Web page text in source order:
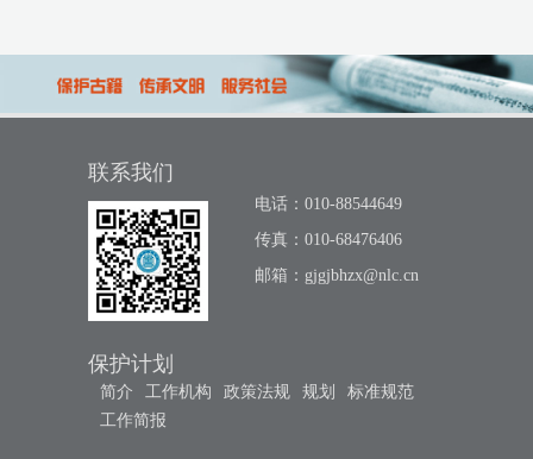
联系我们
电话：010-88544649
传真：010-68476406
邮箱： gjgjbhzx@nlc.cn
保护计划
简介 工作机构 政策法规 规划
标准规范
工作简报